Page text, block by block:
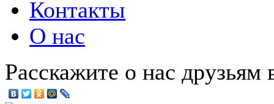
Контакты
О нас
Расскажите о нас друзьям